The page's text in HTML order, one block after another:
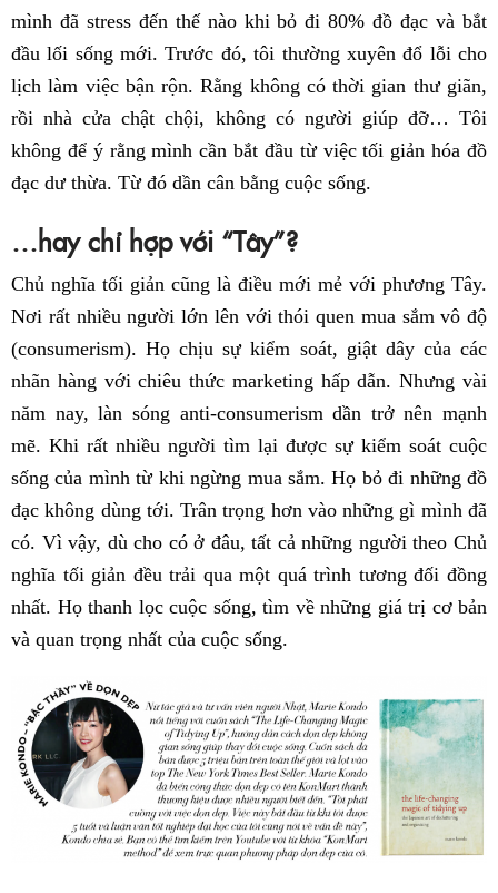
mình đã stress đến thế nào khi bỏ đi 80% đồ đạc và bắt
đầu lối sống mới. Trước đó, tôi thường xuyên đổ lỗi cho
lịch làm việc bận rộn. Rằng không có thời gian thư giãn,
rồi nhà cửa chật chội, không có người giúp đỡ… Tôi
không để ý rằng mình cần bắt đầu từ việc tối giản hóa đồ
đạc dư thừa. Từ đó dần cân bằng cuộc sống.
…hay chỉ hợp với “Tây”?
Chủ nghĩa tối giản cũng là điều mới mẻ với phương Tây.
Nơi rất nhiều người lớn lên với thói quen mua sắm vô độ
(consumerism). Họ chịu sự kiểm soát, giật dây của các
nhãn hàng với chiêu thức marketing hấp dẫn. Nhưng vài
năm nay, làn sóng anti-consumerism dần trở nên mạnh
mẽ. Khi rất nhiều người tìm lại được sự kiểm soát cuộc
sống của mình từ khi ngừng mua sắm. Họ bỏ đi những đồ
đạc không dùng tới. Trân trọng hơn vào những gì mình đã
có. Vì vậy, dù cho có ở đâu, tất cả những người theo Chủ
nghĩa tối giản đều trải qua một quá trình tương đối đồng
nhất. Họ thanh lọc cuộc sống, tìm về những giá trị cơ bản
và quan trọng nhất của cuộc sống.